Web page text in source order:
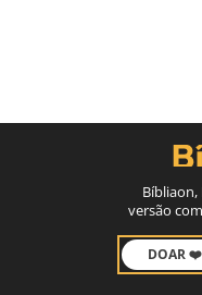
Bíbliaon,
versão
DOAR ❤️